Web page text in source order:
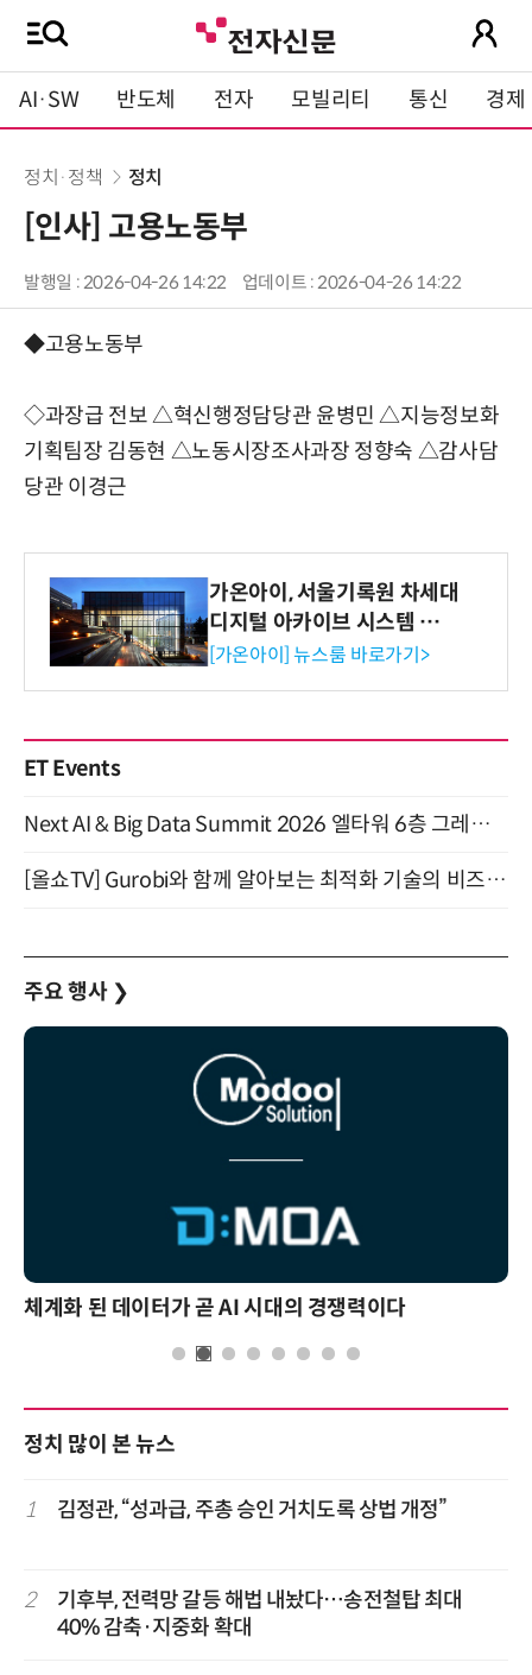
AI·SW 반도체 전자 모빌리티 통신 경제
정치·정책 정치
[인사] 고용노동부
발행일 : 2026-04-26 14:22 업데이트 : 2026-04-26 14:22
◆고용노동부
◇과장급 전보 △혁신행정담당관 윤병민 △지능정보화
기획팀장 김동현 △노동시장조사과장 정향숙 △감사담
당관 이경근
가온아이, 서울기록원 차세대
디지털 아카이브 시스템 구축
수행
[가온아이] 뉴스룸 바로가기>
ET Events
Next AI & Big Data Summit 2026 엘타워 6층 그레이스홀 개최 (9/18)
[올쇼TV] Gurobi와 함께 알아보는 최적화 기술의 비즈니스 활용 (8월 20일 생방송)
주요 행사 ❯
체계화 된 데이터가 곧 AI 시대의 경쟁력이다
정치 많이 본 뉴스
1 김정관, “성과급, 주총 승인 거치도록 상법 개정”
2
기후부, 전력망 갈등 해법 내놨다…송전철탑 최대
40% 감축·지중화 확대